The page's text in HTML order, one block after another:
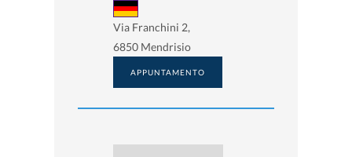
Via Franchini 2,
6850 Mendrisio
APPUNTAMENTO